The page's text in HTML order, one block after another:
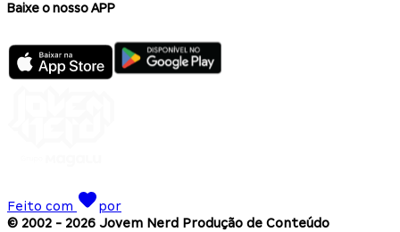
Baixe o nosso APP
Feito com
por
© 2002 - 2026 Jovem Nerd Produção de Conteúdo